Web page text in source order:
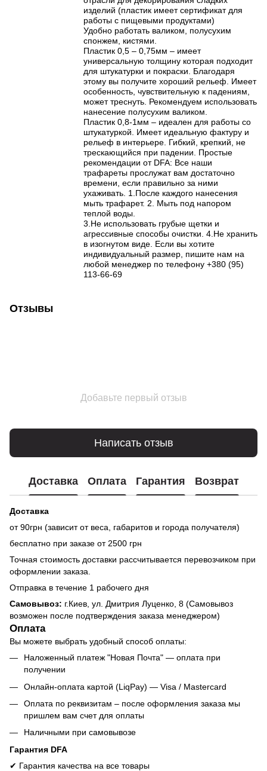
изделий (пластик имеет сертификат для
работы с пищевыми продуктами)
Удобно работать валиком, полусухим
спонжем, кистями.
Пластик 0,5 – 0,75мм – имеет
универсальную толщину которая подходит
для штукатурки и покраски. Благодаря
этому вы получите хороший рельеф. Имеет
особенность, чувствительную к падениям,
может треснуть. Рекомендуем использовать
нанесение полусухим валиком.
Пластик 0,8-1мм – идеален для работы со
штукатуркой. Имеет идеальную фактуру и
рельеф в интерьере. Гибкий, крепкий, не
трескающийся при падении. Простые
рекомендации от DFA: Все наши
трафареты прослужат вам достаточно
времени, если правильно за ними
ухаживать. 1.После каждого нанесения
мыть трафарет. 2. Мыть под напором
теплой воды.
3.Не использовать грубые щетки и
агрессивные способы очистки. 4.Не хранить
в изогнутом виде. Если вы хотите
индивидуальный размер, пишите нам на
любой менеджер по телефону +380 (95)
113-66-69
Отзывы
Добавьте первый отзыв
Написать отзыв
Доставка Оплата Гарантия Возврат
Доставка
от 90грн (зависит от веса, габаритов и города получателя)
бесплатно при заказе от 2500 грн
Точная стоимость доставки рассчитывается перевозчиком при
оформлении заказа.
Отправка в течение 1 рабочего дня
Самовывоз: г.Киев, ул. Дмитрия Луценко, 8 (Самовывоз
возможен после подтверждения заказа менеджером)
Оплата
Вы можете выбрать удобный способ оплаты:
Наложенный платеж "Новая Почта" — оплата при
получении
Онлайн-оплата картой (LiqPay) — Visa / Mastercard
Оплата по реквизитам – после оформления заказа мы
пришлем вам счет для оплаты
Наличными при самовывозе
Гарантия DFA
✔ Гарантия качества на все товары